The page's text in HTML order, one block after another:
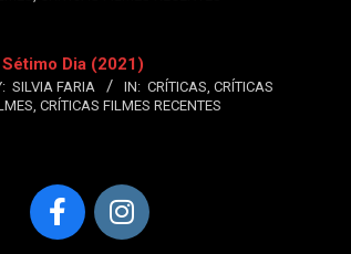
Sétimo Dia (2021)
SILVIA FARIA IN: CRÍTICAS, CRÍTICAS
, CRÍTICAS FILMES RECENTES